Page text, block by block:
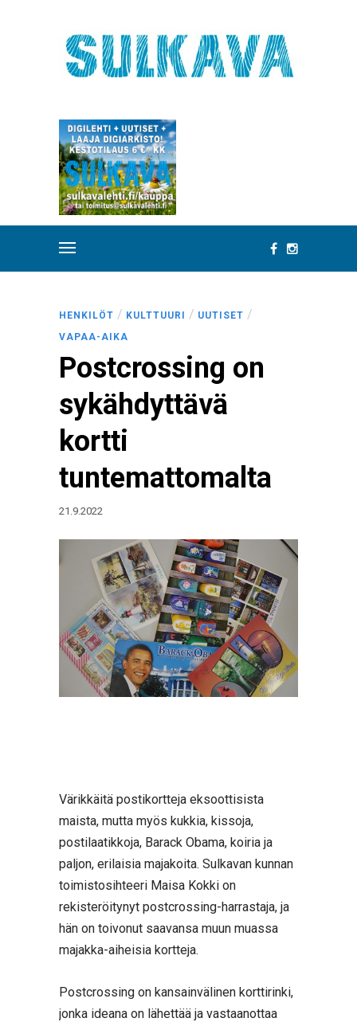
HENKILÖT / KULTTUURI / UUTISET /
VAPAA-AIKA
Postcrossing on
sykähdyttävä
kortti
tuntemattomalta
21.9.2022
Värikkäitä postikortteja eksoottisista
maista, mutta myös kukkia, kissoja,
postilaatikkoja, Barack Obama, koiria ja
paljon, erilaisia majakoita. Sulkavan kunnan
toimistosihteeri Maisa Kokki on
rekisteröitynyt postcrossing-harrastaja, ja
hän on toivonut saavansa muun muassa
majakka-aiheisia kortteja.
Postcrossing on kansainvälinen korttirinki,
jonka ideana on lähettää ja vastaanottaa